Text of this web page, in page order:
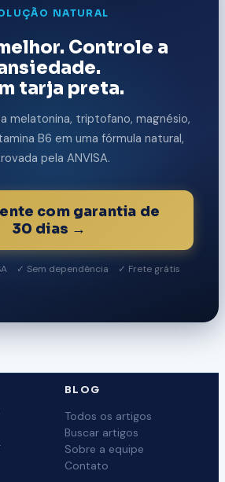
NATURAL
Controle a
tarja preta.
melatonina, triptofano, magnésio,
B6 em uma fórmula natural,
pela ANVISA.
com garantia de
30 dias →
✓ Sem dependência ✓ Frete grátis
BLOG
Todos os artigos
Buscar artigos
Sobre a equipe
Contato